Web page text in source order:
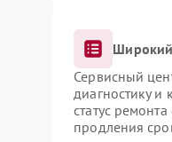
Широкий
Сервисный
диагностику и
статус
продления